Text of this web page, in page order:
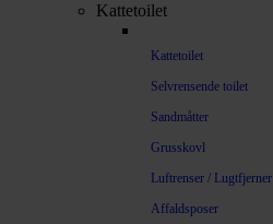
Kattetoilet
Kattetoilet
Selvrensende toilet
Sandmåtter
Grusskovl
Luftrenser / Lugtfjerner
Affaldsposer